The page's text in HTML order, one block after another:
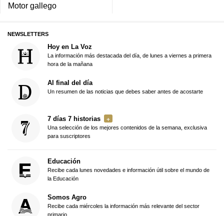
Motor gallego
NEWSLETTERS
Hoy en La Voz
La información más destacada del día, de lunes a viernes a primera
hora de la mañana
Al final del día
Un resumen de las noticias que debes saber antes de acostarte
7 días 7 historias
Una selección de los mejores contenidos de la semana, exclusiva
para suscriptores
Educación
Recibe cada lunes novedades e información útil sobre el mundo de
la Educación
Somos Agro
Recibe cada miércoles la información más relevante del sector
primario